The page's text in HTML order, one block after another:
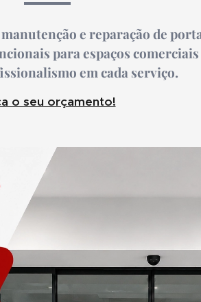
e reparação de
para espaços
em cada serviço.
o seu orçamento!